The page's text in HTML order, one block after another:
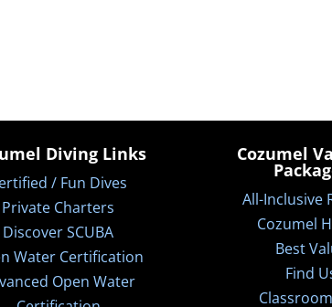
Diving Links
/ Fun Dives
Private Charters
Discover SCUBA
Water Certification
Open Water
Cozumel
All-Inclusive
Cozumel
Best
Find